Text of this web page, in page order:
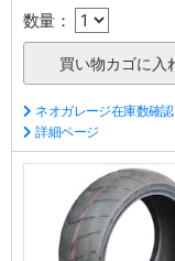
数量：
ネオガレージ在庫数確認
詳細ページ